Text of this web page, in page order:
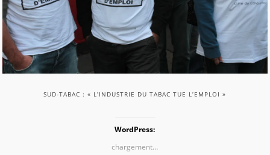
SUD-TABAC : « L’INDUSTRIE DU TABAC TUE L’EMPLOI »
WordPress:
chargement…